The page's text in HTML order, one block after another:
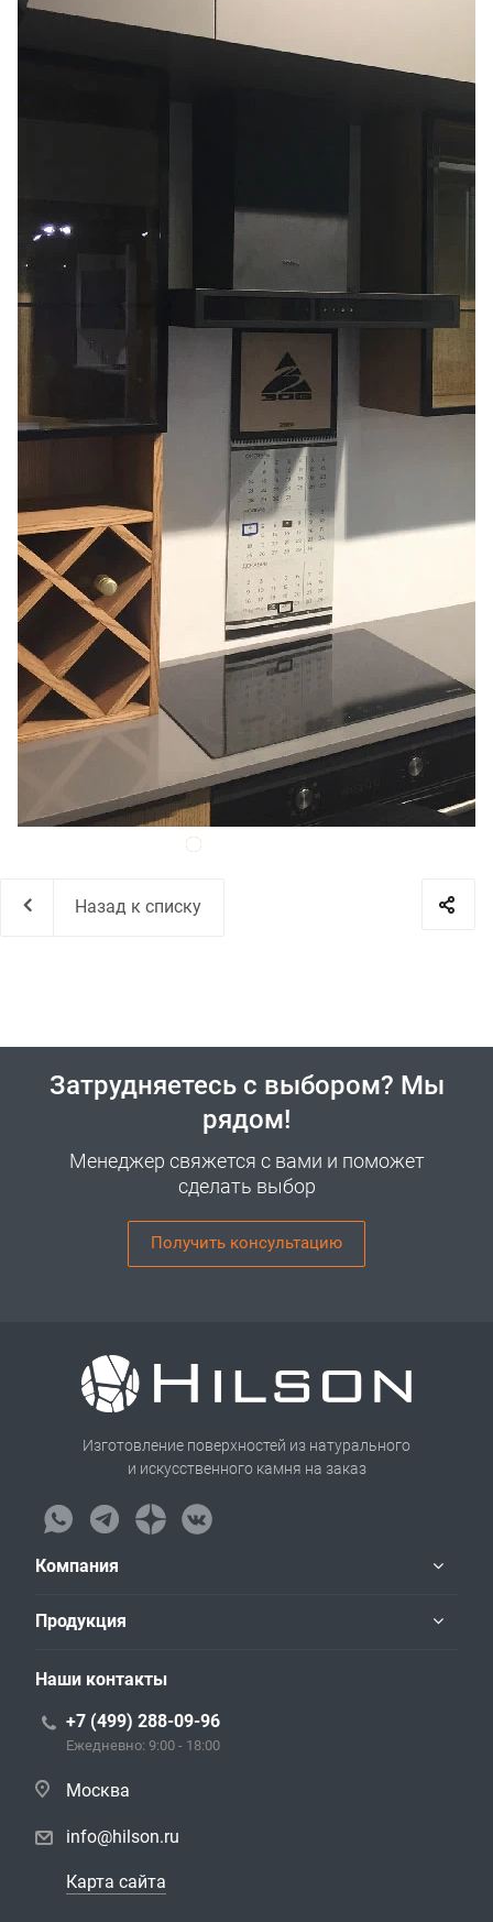
Назад к списку
Затрудняетесь с выбором? Мы
рядом!
Менеджер свяжется с вами и поможет
сделать выбор
Получить консультацию
Изготовление поверхностей из натурального
и искусственного камня на заказ
Компания
Продукция
Наши контакты
+7 (499) 288-09-96
Ежедневно: 9:00 - 18:00
Москва
info@hilson.ru
Карта сайта